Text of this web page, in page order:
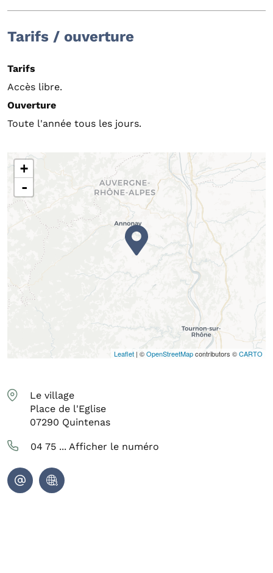
Tarifs / ouverture
Tarifs
Accès libre.
Ouverture
Toute l'année tous les jours.
+
-
Leaflet | ©OpenStreetMapcontributors ©CARTO
Le village
Place de l'Eglise
07290 Quintenas
04 75 ... Afficher le numéro